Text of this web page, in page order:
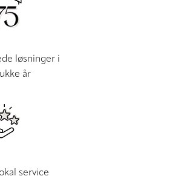
løsninger i
år
service